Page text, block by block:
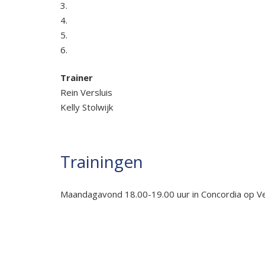
3.
4.
5.
6.
Trainer
Rein Versluis
Kelly Stolwijk
Trainingen
Maandagavond 18.00-19.00 uur in Concordia op